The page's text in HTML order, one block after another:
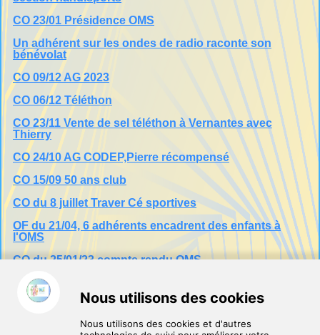
CO 23/01 Présidence OMS
Un adhérent sur les ondes de radio raconte son
bénévolat
CO 09/12 AG 2023
CO 06/12 Téléthon
CO 23/11 Vente de sel téléthon à Vernantes avec
Thierry
CO 24/10 AG CODEP,Pierre récompensé
CO 15/09 50 ans club
CO du 8 juillet Traver Cé sportives
OF du 21/04, 6 adhérents encadrent des enfants à
l'OMS
CO du 25/01/23 compte rendu OMS
OF du 18/01/23 Compte rendu OMS
CO 04/01 AG de décembre
CO 19/12 Bilan téléthon 2400€ pour la gabelle